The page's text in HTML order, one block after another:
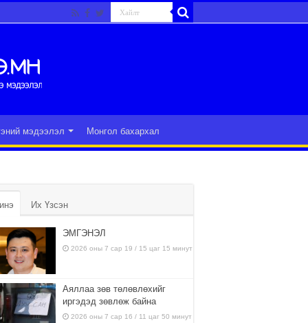
мэдээлэл Монгол бахархал
Их Үзсэн
ЭМГЭНЭЛ
2026 оны 7 сар 19 / 15 цаг 15 минут
Аяллаа зөв төлөвлөхийг
иргэдэд зөвлөж байна
2026 оны 7 сар 16 / 11 цаг 50 минут